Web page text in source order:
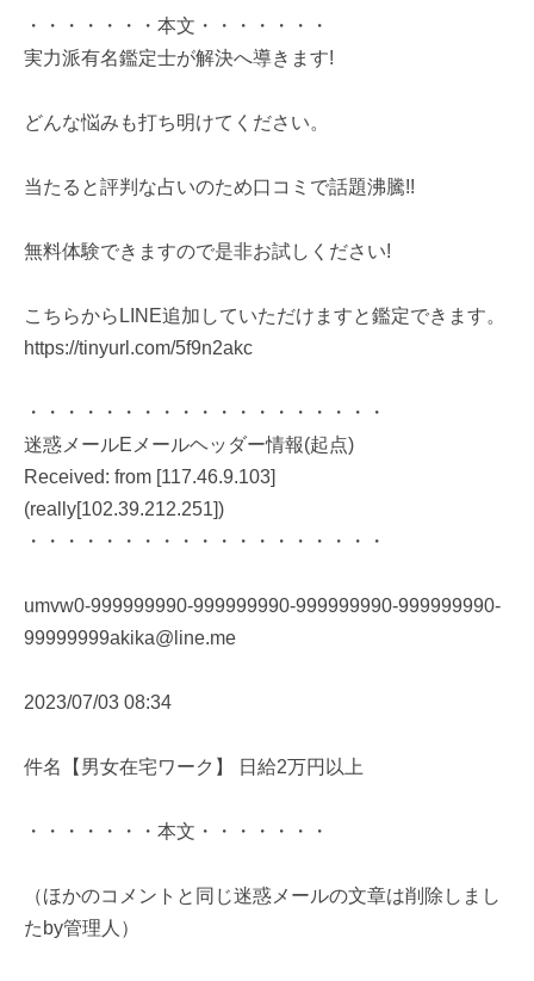
・・・・・・・本文・・・・・・・
実力派有名鑑定士が解決へ導きます!
どんな悩みも打ち明けてください。
当たると評判な占いのため口コミで話題沸騰!!
無料体験できますので是非お試しください!
こちらからLINE追加していただけますと鑑定できます。
https://tinyurl.com/5f9n2akc
・・・・・・・・・・・・・・・・・・・
迷惑メールEメールヘッダー情報(起点)
Received: from [117.46.9.103]
(really[102.39.212.251])
・・・・・・・・・・・・・・・・・・・
umvw0-999999990-999999990-999999990-999999990-
99999999akika@line.me
2023/07/03 08:34
件名【男女在宅ワーク】 日給2万円以上
・・・・・・・本文・・・・・・・
（ほかのコメントと同じ迷惑メールの文章は削除しまし
たby管理人）